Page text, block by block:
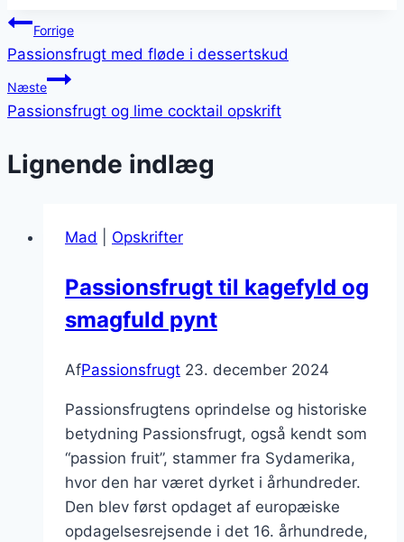
Indlægsnavigation
Forrige
Passionsfrugt med fløde i dessertskud
Næste
Passionsfrugt og lime cocktail opskrift
Lignende indlæg
Mad Opskrifter
Passionsfrugt til kagefyld og
smagfuld pynt
AfPassionsfrugt 23. december 2024
Passionsfrugtens oprindelse og historiske
betydning Passionsfrugt, også kendt som
“passion fruit”, stammer fra Sydamerika,
hvor den har været dyrket i århundreder.
Den blev først opdaget af europæiske
opdagelsesrejsende i det 16. århundrede,